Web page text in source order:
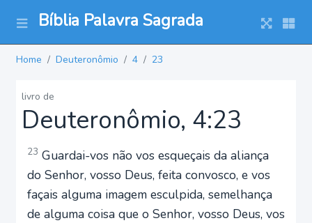
Bíblia Palavra Sagrada
Home Deuteronômio 4 23
livro de
Deuteronômio, 4:23
23 Guardai-vos não vos esqueçais da aliança
do Senhor, vosso Deus, feita convosco, e vos
façais alguma imagem esculpida, semelhança
de alguma coisa que o Senhor, vosso Deus, vos